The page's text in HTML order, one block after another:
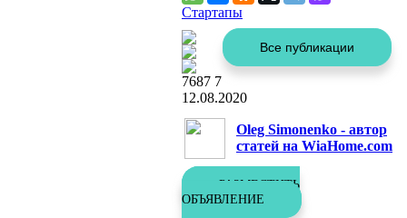
Стартапы
7687 7
12.08.2020
публикации:
Oleg Simonenko - автор
статей на WiaHome.com
РАЗМЕСТИТЬ
ОБЪЯВЛЕНИЕ